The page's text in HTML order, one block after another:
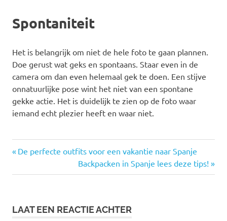
Spontaniteit
Het is belangrijk om niet de hele foto te gaan plannen.
Doe gerust wat geks en spontaans. Staar even in de
camera om dan even helemaal gek te doen. Een stijve
onnatuurlijke pose wint het niet van een spontane
gekke actie. Het is duidelijk te zien op de foto waar
iemand echt plezier heeft en waar niet.
Bericht
navigatie
Vorige
De perfecte outfits voor een vakantie naar Spanje
Volgende
bericht:
Backpacken in Spanje lees deze tips!
LAAT EEN REACTIE ACHTER